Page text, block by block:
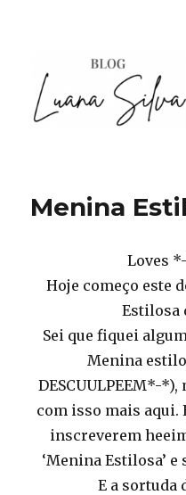
Menina
Loves
Hoje começo este
Estilosa
Sei que fiquei
Menina
DESCUULPEEM*-
com isso mais aqui.
inscreverem
‘Menina Estilosa’
E a sortuda